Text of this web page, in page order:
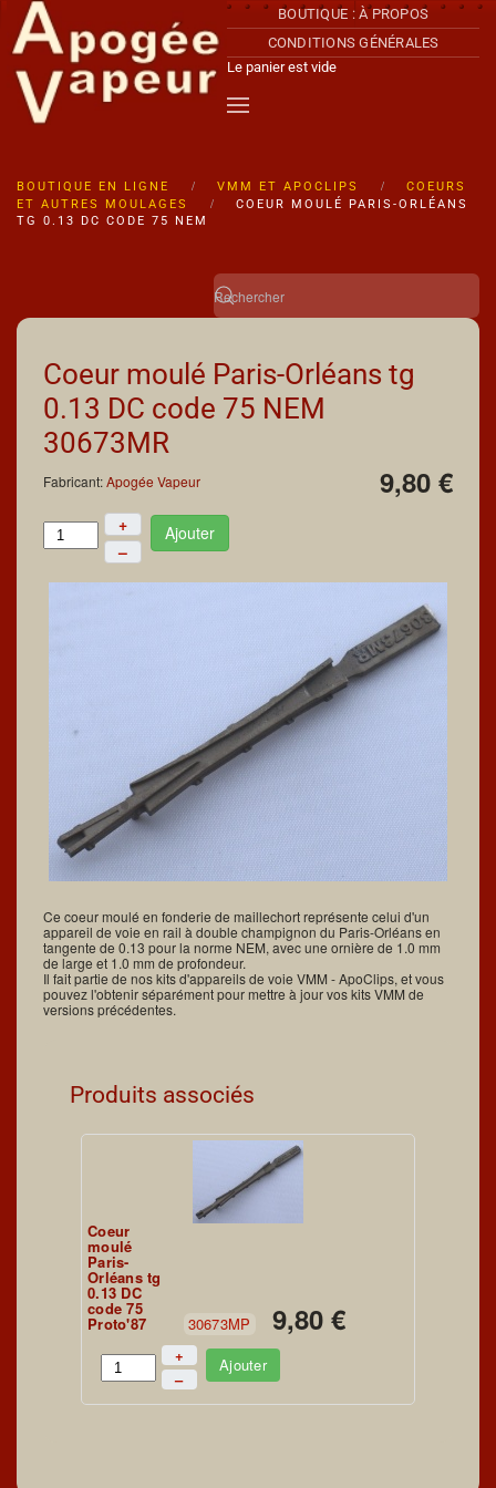
Accéder au contenu principal
BOUTIQUE : À PROPOS
CONDITIONS GÉNÉRALES
Le panier est vide
BOUTIQUE EN LIGNE VMM ET APOCLIPS
COEURS
ET AUTRES MOULAGES
COEUR MOULÉ PARIS-ORLÉANS
TG 0.13 DC CODE 75 NEM
Coeur moulé Paris-Orléans tg
0.13 DC code 75 NEM
30673MR
9,80 €
Fabricant:Apogée Vapeur
+
–
Ajouter
Ce coeur moulé en fonderie de maillechort représente celui d'un
appareil de voie en rail à double champignon du Paris-Orléans en
tangente de 0.13 pour la norme NEM, avec une ornière de 1.0 mm
de large et 1.0 mm de profondeur.
Il fait partie de nos kits d'appareils de voie VMM - ApoClips, et vous
pouvez l'obtenir séparément pour mettre à jour vos kits VMM de
versions précédentes.
Produits associés
Coeur
moulé
Paris-
Orléans tg
0.13 DC
code 75
Proto'87 30673MP 9,80 €
+
–
Ajouter